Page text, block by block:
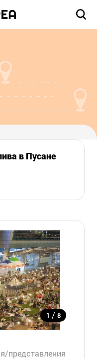
в Пусане
1 / 8
представления